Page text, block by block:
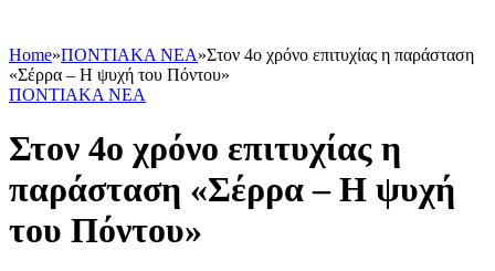
Home»ΠΟΝΤΙΑΚΑ ΝΕΑ»Στον 4ο χρόνο επιτυχίας η παράσταση
«Σέρρα – Η ψυχή του Πόντου»
ΠΟΝΤΙΑΚΑ ΝΕΑ
Στον 4ο χρόνο επιτυχίας η
παράσταση «Σέρρα – Η ψυχή
του Πόντου»